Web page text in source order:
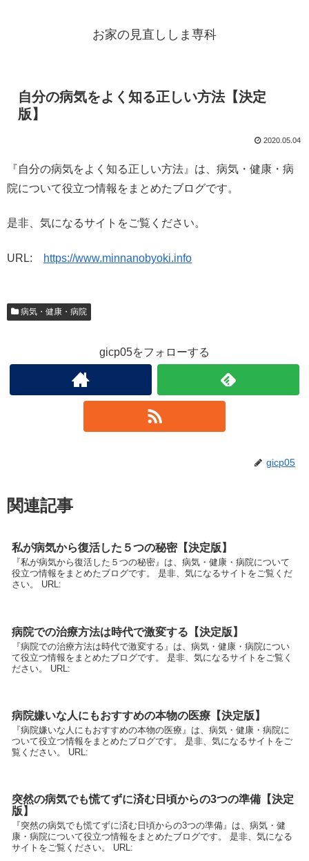
お家の見直ししま専科
自分の病気をよく知る正しい方法【決定
版】
2020.05.04
『自分の病気をよく知る正しい方法』は、病気・健康・病
院について役立つ情報をまとめたブログです。
是非、気になるサイトをご覧ください。
URL: https://www.minnanobyoki.info
病気・健康・病院
gicp05をフォローする
gicp05
関連記事
私が病気から復活した５つの秘密【決定版】
『私が病気から復活した５つの秘密』は、病気・健康・病院について
役立つ情報をまとめたブログです。 是非、気になるサイトをご覧くだ
さい。 URL:
病院での治療方法は時代で激変する【決定版】
『病院での治療方法は時代で激変する』は、病気・健康・病院につい
て役立つ情報をまとめたブログです。 是非、気になるサイトをご覧く
ださい。 URL:
病院嫌いな人にもおすすめの本物の医療【決定版】
『病院嫌いな人にもおすすめの本物の医療』は、病気・健康・病院に
ついて役立つ情報をまとめたブログです。 是非、気になるサイトをご
覧ください。 URL:
突然の病気でも慌てずに済む日頃からの3つの準備【決定
版】
『突然の病気でも慌てずに済む日頃からの3つの準備』は、病気・健
康・病院について役立つ情報をまとめたブログです。 是非、気になる
サイトをご覧ください。 URL: